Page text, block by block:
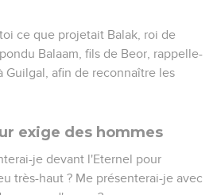
te fie pas à un intime ; devant celle
garde-toi bien d'ouvrir la bouche,
mère ; *chacun a pour ennemis
vers l'Eternel, je mettrai mon
mon salut, mon Dieu m'exaucera.